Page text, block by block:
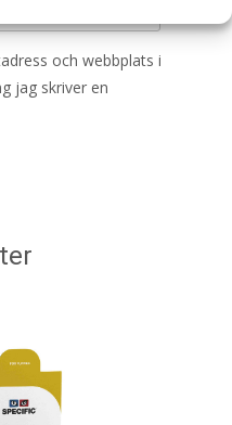
och webbplats i
jag skriver en